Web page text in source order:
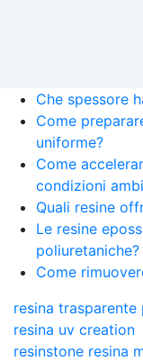
Che spessore
Come
uniforme?
Come
condizioni
Quali resine
Le resine
poliuretaniche?
Come
resina
resina uv creation
resinstone resina